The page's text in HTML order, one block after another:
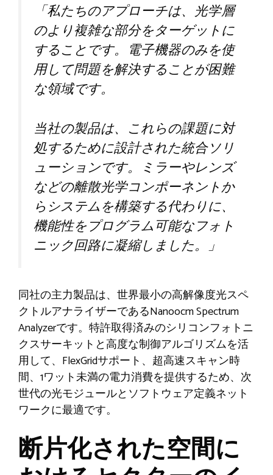
「私たちのアプローチは、光学層
のより複雑な部分をターゲットに
することです。電子機器のみを使
用して問題を解決することが困難
な領域です。
当社の製品は、これらの課題に対
処するために設計された統合ソリ
ューションです。ミラーやレンズ
などの離散光学コンポーネントか
らシステムを構築する代わりに、
機能性をプログラム可能なフォト
ニック回路に凝縮しました。」
同社の主力製品は、世界最小の高解像度光スペ
クトルアナライザーであるNanoocm Spectrum
Analyzerです。特許取得済みのシリコンフォトニ
クスサーキットと高度な制御アルゴリズムを活
用して、FlexGridサポート、超高速スキャン時
間、1ワット未満の電力消費を提供するため、次
世代の光モジュールとソフトウェア定義ネット
ワークに最適です。
断片化された空間に